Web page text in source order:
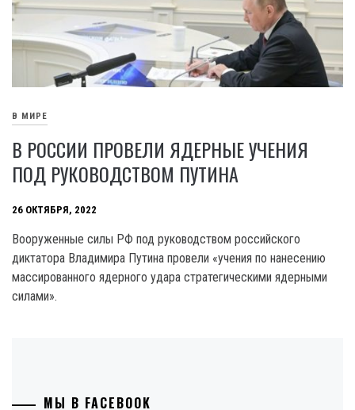
В МИРЕ
В РОССИИ ПРОВЕЛИ ЯДЕРНЫЕ УЧЕНИЯ
ПОД РУКОВОДСТВОМ ПУТИНА
26 ОКТЯБРЯ, 2022
Вооруженные силы РФ под руководством российского
диктатора Владимира Путина провели «учения по нанесению
массированного ядерного удара стратегическими ядерными
силами».
МЫ В FACEBOOK